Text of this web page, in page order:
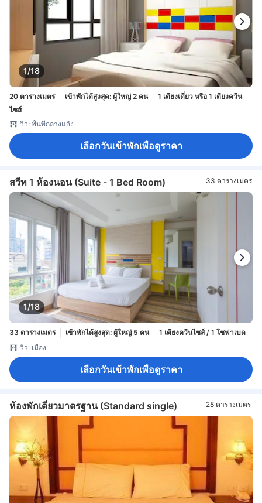
1/18
20 ตารางเมตร เข้าพักได้สูงสุด: ผู้ใหญ่ 2 คน
1 เตียงเดี่ยว หรือ 1 เตียงควีน
ไซส์
วิว: พื้นที่กลางแจ้ง
เลือกวันเข้าพักเพื่อดูราคา
สวีท 1 ห้องนอน (Suite - 1 Bed Room) 33 ตารางเมตร
1/18
33 ตารางเมตร เข้าพักได้สูงสุด: ผู้ใหญ่ 5 คน
1 เตียงควีนไซส์ / 1 โซฟาเบด
วิว: เมือง
เลือกวันเข้าพักเพื่อดูราคา
ห้องพักเดี่ยวมาตรฐาน (Standard single) 28 ตารางเมตร